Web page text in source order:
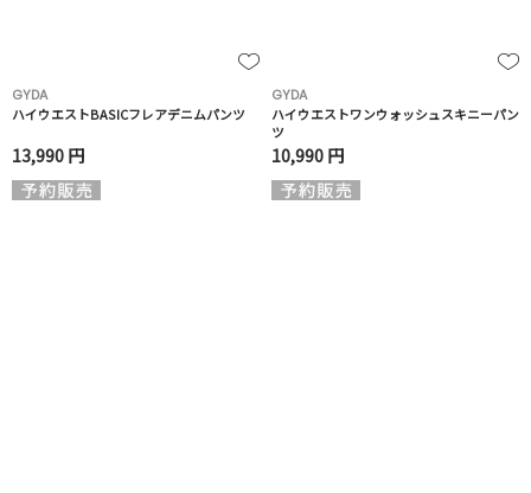
GYDA
ハイウエストBASICフレアデニムパンツ
13,990 円
GYDA
ハイウエストワンウォッシュスキニーパン
ツ
10,990 円